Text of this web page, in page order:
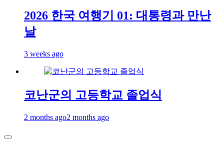
2026 한국 여행기 01: 대통령과 만난
날
3 weeks ago
코난군의 고등학교 졸업식
2 months ago2 months ago